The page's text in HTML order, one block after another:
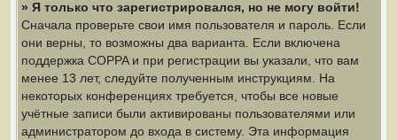
» Я только что зарегистрировался, но не могу войти!
Сначала проверьте свои имя пользователя и пароль. Если
они верны, то возможны два варианта. Если включена
поддержка COPPA и при регистрации вы указали, что вам
менее 13 лет, следуйте полученным инструкциям. На
некоторых конференциях требуется, чтобы все новые
учётные записи были активированы пользователями или
администратором до входа в систему. Эта информация